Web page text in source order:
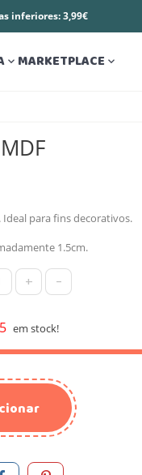
inferiores: 3,99€
 MARKETPLACE 
Ideal para fins decorativos.
1.5cm.
+ -
em stock!